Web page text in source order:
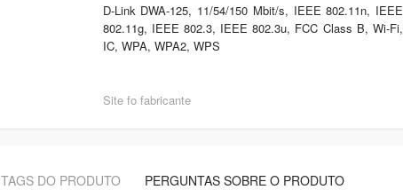
D-Link DWA-125, 11/54/150 Mbit/s, IEEE 802.11n, IEEE
802.11g, IEEE 802.3, IEEE 802.3u, FCC Class B, Wi-Fi,
IC, WPA, WPA2, WPS
Site fo fabricante
TAGS DO PRODUTO PERGUNTAS SOBRE O PRODUTO